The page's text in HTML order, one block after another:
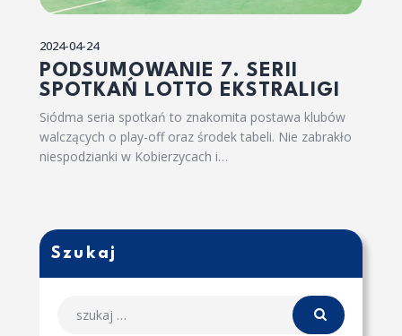
2024-04-24
PODSUMOWANIE 7. SERII
SPOTKAŃ LOTTO EKSTRALIGI
Siódma seria spotkań to znakomita postawa klubów
walczących o play-off oraz środek tabeli. Nie zabrakło
niespodzianki w Kobierzycach i…
Szukaj